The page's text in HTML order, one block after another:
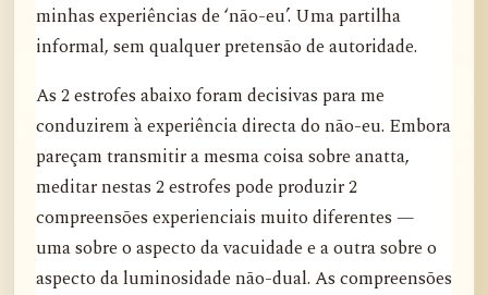
minhas experiências de ‘não-eu’. Uma partilha
informal, sem qualquer pretensão de autoridade.
As 2 estrofes abaixo foram decisivas para me
conduzirem à experiência directa do não-eu. Embora
pareçam transmitir a mesma coisa sobre anatta,
meditar nestas 2 estrofes pode produzir 2
compreensões experienciais muito diferentes —
uma sobre o aspecto da vacuidade e a outra sobre o
aspecto da luminosidade não-dual. As compreensões